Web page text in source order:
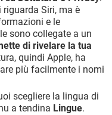
Siri, ma è
e le
sono collegate a un
di rivelare la tua
quindi Apple, ha
più facilmente i nomi
scegliere la lingua di
a tendina Lingue.